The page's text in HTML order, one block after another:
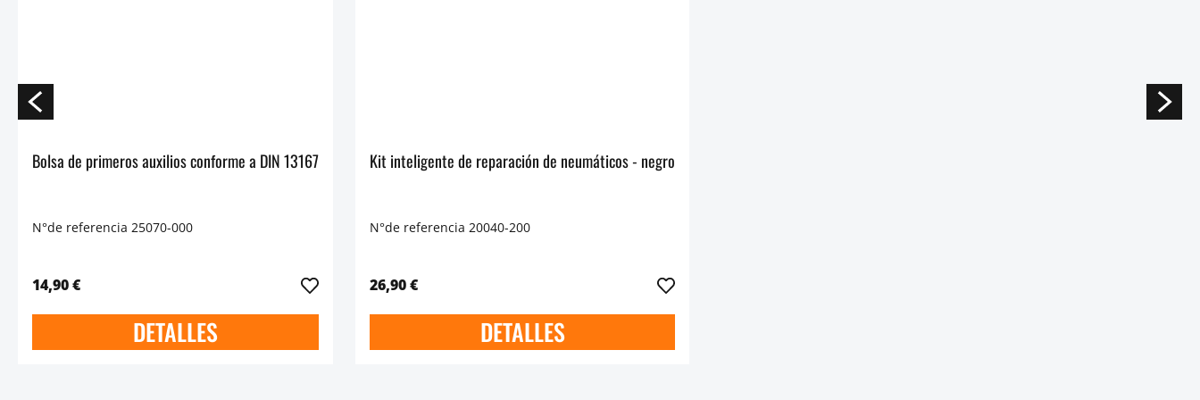
Bolsa de primeros auxilios conforme a DIN 13167
N°de referencia 25070-000
14,90 €
DETALLES
Kit inteligente de reparación de neumáticos - negro
N°de referencia 20040-200
26,90 €
DETALLES